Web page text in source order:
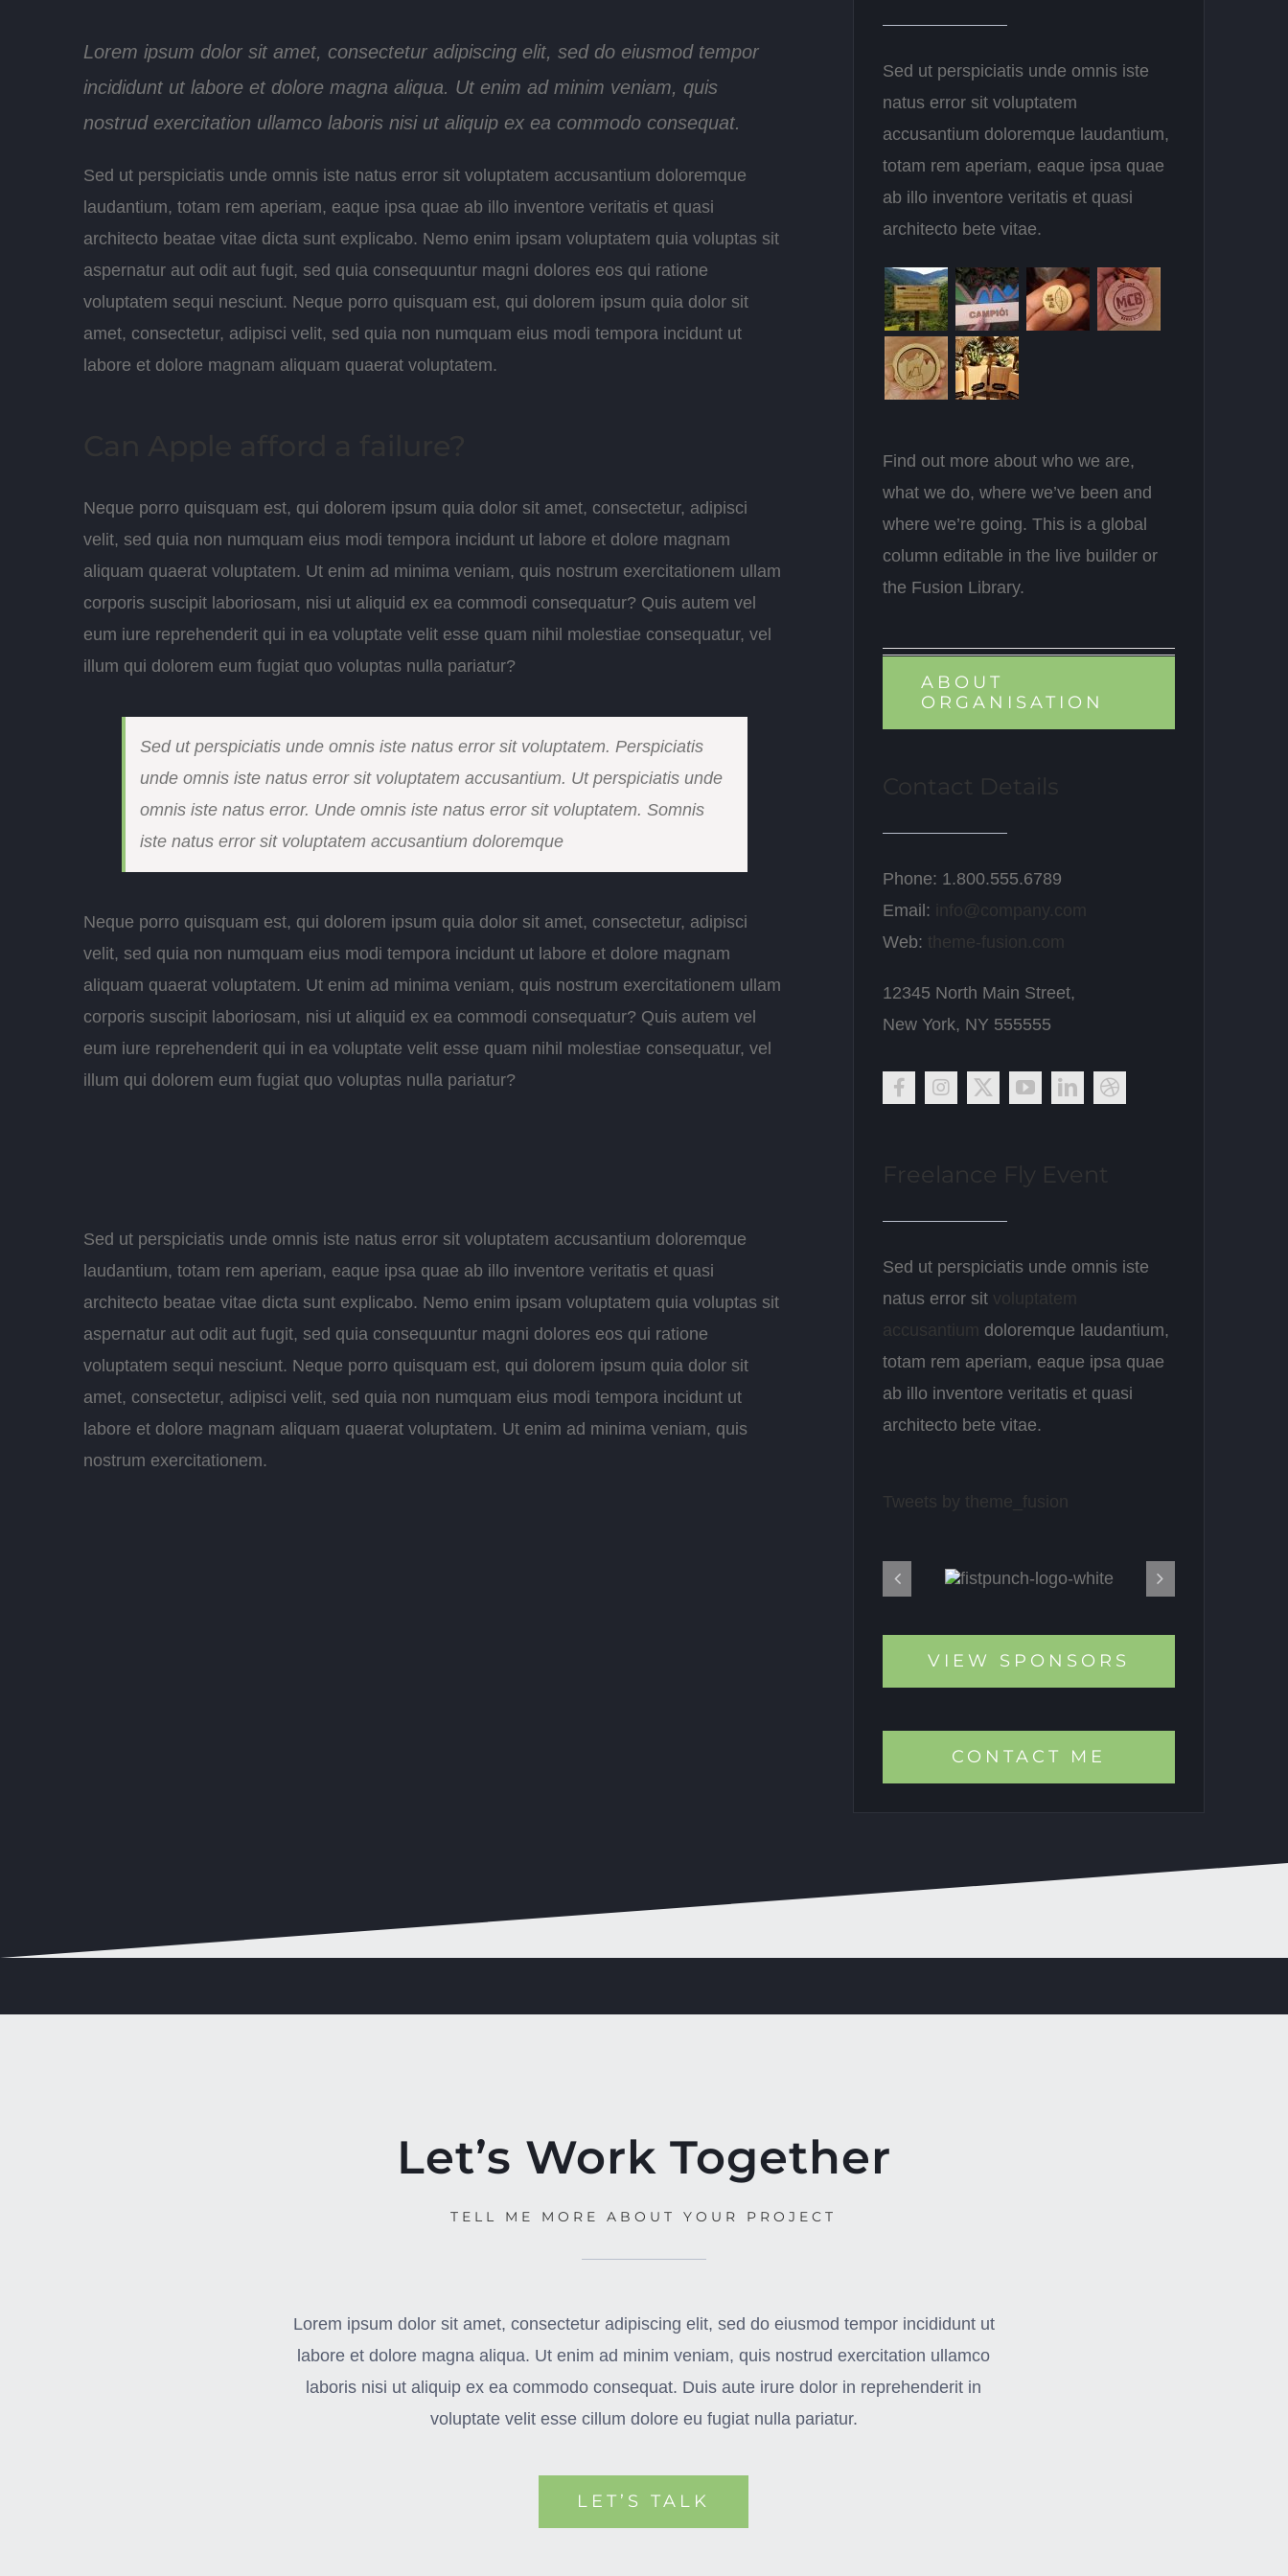
Lorem ipsum dolor sit amet, consectetur adipiscing elit, sed do eiusmod tempor
incididunt ut labore et dolore magna aliqua. Ut enim ad minim veniam, quis
nostrud exercitation ullamco laboris nisi ut aliquip ex ea commodo consequat.
Sed ut perspiciatis unde omnis iste natus error sit voluptatem accusantium doloremque
laudantium, totam rem aperiam, eaque ipsa quae ab illo inventore veritatis et quasi
architecto beatae vitae dicta sunt explicabo. Nemo enim ipsam voluptatem quia voluptas sit
aspernatur aut odit aut fugit, sed quia consequuntur magni dolores eos qui ratione
voluptatem sequi nesciunt. Neque porro quisquam est, qui dolorem ipsum quia dolor sit
amet, consectetur, adipisci velit, sed quia non numquam eius modi tempora incidunt ut
labore et dolore magnam aliquam quaerat voluptatem.
Neque porro quisquam est, qui dolorem ipsum quia dolor sit amet, consectetur, adipisci
velit, sed quia non numquam eius modi tempora incidunt ut labore et dolore magnam
aliquam quaerat voluptatem. Ut enim ad minima veniam, quis nostrum exercitationem ullam
corporis suscipit laboriosam, nisi ut aliquid ex ea commodi consequatur? Quis autem vel
eum iure reprehenderit qui in ea voluptate velit esse quam nihil molestiae consequatur, vel
illum qui dolorem eum fugiat quo voluptas nulla pariatur?
Sed ut perspiciatis unde omnis iste natus error sit voluptatem. Perspiciatis
unde omnis iste natus error sit voluptatem accusantium. Ut perspiciatis unde
omnis iste natus error. Unde omnis iste natus error sit voluptatem. Somnis
iste natus error sit voluptatem accusantium doloremque
Neque porro quisquam est, qui dolorem ipsum quia dolor sit amet, consectetur, adipisci
velit, sed quia non numquam eius modi tempora incidunt ut labore et dolore magnam
aliquam quaerat voluptatem. Ut enim ad minima veniam, quis nostrum exercitationem ullam
corporis suscipit laboriosam, nisi ut aliquid ex ea commodi consequatur? Quis autem vel
eum iure reprehenderit qui in ea voluptate velit esse quam nihil molestiae consequatur, vel
illum qui dolorem eum fugiat quo voluptas nulla pariatur?
Sed ut perspiciatis unde omnis iste natus error sit voluptatem accusantium doloremque
laudantium, totam rem aperiam, eaque ipsa quae ab illo inventore veritatis et quasi
architecto beatae vitae dicta sunt explicabo. Nemo enim ipsam voluptatem quia voluptas sit
aspernatur aut odit aut fugit, sed quia consequuntur magni dolores eos qui ratione
voluptatem sequi nesciunt. Neque porro quisquam est, qui dolorem ipsum quia dolor sit
amet, consectetur, adipisci velit, sed quia non numquam eius modi tempora incidunt ut
labore et dolore magnam aliquam quaerat voluptatem. Ut enim ad minima veniam, quis
nostrum exercitationem.
Sed ut perspiciatis unde omnis iste
natus error sit voluptatem
accusantium doloremque laudantium,
totam rem aperiam, eaque ipsa quae
ab illo inventore veritatis et quasi
architecto bete vitae.
Find out more about who we are,
what we do, where we’ve been and
where we’re going. This is a global
column editable in the live builder or
the Fusion Library.
ABOUT
ORGANISATION
Contact Details
Phone: 1.800.555.6789
Email: info@company.com
Web: theme-fusion.com
12345 North Main Street,
New York, NY 555555
Freelance Fly Event
Sed ut perspiciatis unde omnis iste
natus error sit voluptatem
accusantium doloremque laudantium,
totam rem aperiam, eaque ipsa quae
ab illo inventore veritatis et quasi
architecto bete vitae.
Tweets by theme_fusion
VIEW SPONSORS
CONTACT ME
Let’s Work Together
TELL ME MORE ABOUT YOUR PROJECT
Lorem ipsum dolor sit amet, consectetur adipiscing elit, sed do eiusmod tempor incididunt ut
labore et dolore magna aliqua. Ut enim ad minim veniam, quis nostrud exercitation ullamco
laboris nisi ut aliquip ex ea commodo consequat. Duis aute irure dolor in reprehenderit in
voluptate velit esse cillum dolore eu fugiat nulla pariatur.
LET’S TALK